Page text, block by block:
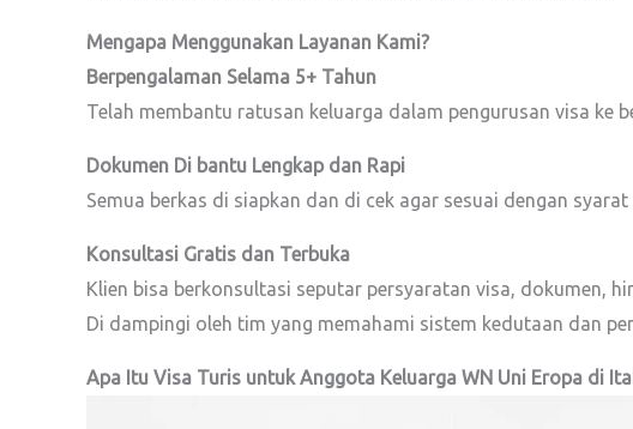
Mengapa Menggunakan Layanan Kami?
Berpengalaman Selama 5+ Tahun
Telah membantu ratusan keluarga dalam pengurusan visa ke
Dokumen Di bantu Lengkap dan Rapi
Semua berkas di siapkan dan di cek agar sesuai dengan
Konsultasi Gratis dan Terbuka
Klien bisa berkonsultasi seputar persyaratan visa, dokumen,
Di dampingi oleh tim yang memahami sistem kedutaan dan
Apa Itu Visa Turis untuk Anggota Keluarga WN Uni Eropa di